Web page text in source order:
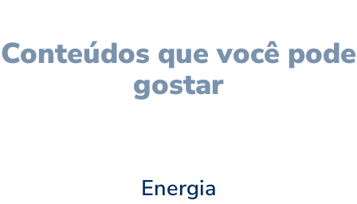
Conteúdos que você pode
gostar
Energia